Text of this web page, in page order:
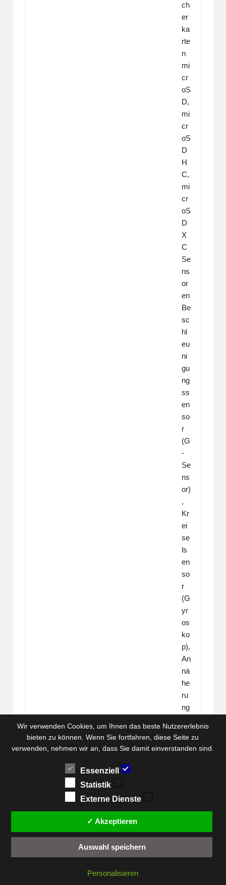
ch
er
ka
rte
n
mi
cr
oS
D,
mi
cr
oS
D
H
C,
mi
cr
oS
D
X
C
Se
ns
or
en
Be
sc
hl
eu
ni
gu
ng
ss
en
so
r
(G
-
Se
ns
or)
,
Kr
ei
se
ls
en
so
r
(G
yr
os
ko
p),
An
nä
he
ru
ng
en
Wir verwenden Cookies, um Ihnen das beste Nutzererlebnis
bieten zu können. Wenn Sie fortfahren, diese Seite zu
verwenden, nehmen wir an, dass Sie damit einverstanden sind.
Essenziell
Statistik
Externe Dienste
✓ Akzeptieren
Auswahl speichern
Personalisieren